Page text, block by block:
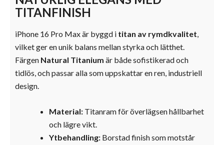
TITANFINISH
iPhone 16 Pro Max är byggd i titan av rymdkvalitet
vilket ger en unik balans mellan styrka och lätthet.
Färgen Natural Titanium är både sofistikerad och
tidlös, och passar alla som uppskattar en ren, industriell
design.
Material: Titanram för överlägsen hållbarhet
och lägre vikt.
Ytbehandling: Borstad finish som motstår